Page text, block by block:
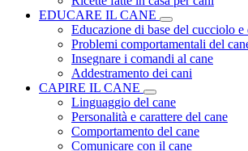
EDUCARE IL CANE
Educazione di base del cucciolo e
Problemi comportamentali del
Insegnare i comandi al cane
Addestramento dei cani
CAPIRE IL CANE
Linguaggio del cane
Personalità e carattere del cane
Comportamento del cane
Comunicare con il cane